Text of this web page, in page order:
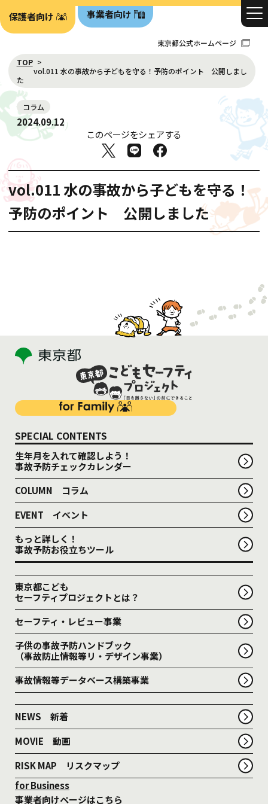
保護者向け 事業者向け
東京都公式ホームページ
TOP
vol.011 水の事故から子どもを守る！予防のポイント 公開しまし
た
コラム
2024.09.12
このページをシェアする
vol.011 水の事故から子どもを守る！
予防のポイント 公開しました
for Business
事業者向けページはこちら
SPECIAL CONTENTS
生年月を入れて確認しよう！
事故予防チェックカレンダー
COLUMN コラム
EVENT イベント
もっと詳しく！
事故予防お役立ちツール
東京都こども
セーフティプロジェクトとは？
セーフティ・レビュー事業
子供の事故予防ハンドブック
（事故防止情報等リ・デザイン事業）
事故情報等データベース構築事業
NEWS 新着
MOVIE 動画
RISK MAP リスクマップ